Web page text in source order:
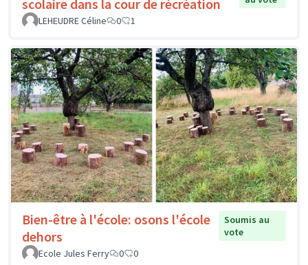
scolaire dans la cour de récréation
LEHEUDRE Céline
0 1
Bien-être à l'école: osons l'école
dehors
Soumis au
vote
Ecole Jules Ferry
0 0